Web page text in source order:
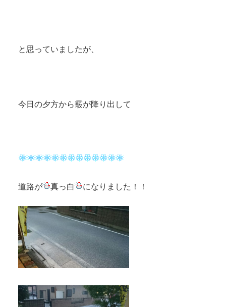
と思っていましたが、
今日の夕方から霰が降り出して
道路が 真っ白 になりました！！